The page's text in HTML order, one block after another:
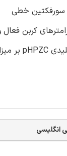
انگلیسی